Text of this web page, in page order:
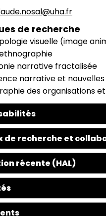
de recherche
visuelle (image
narrative fractalisée
narrative et
des organisations et
de recherche et
récente (HAL)